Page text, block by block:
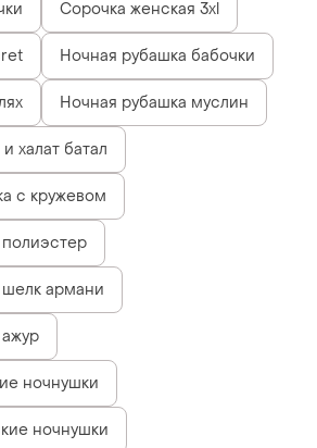
Сорочка женская 3xl
Ночная рубашка бабочки
Ночная рубашка муслин
халат батал
с кружевом
армани
ночнушки
ночнушки